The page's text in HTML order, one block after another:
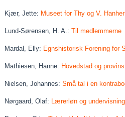
Kjær, Jette: Museet for Thy og V.
Lund-Sørensen, H. A.:Til medlemmerne
Mardal, Elly: Egnshistorisk Forening for
Mathiesen, Hanne: Hovedstad og
Nielsen, Johannes:Små tal i en
Nørgaard, Olaf: Lærerløn og